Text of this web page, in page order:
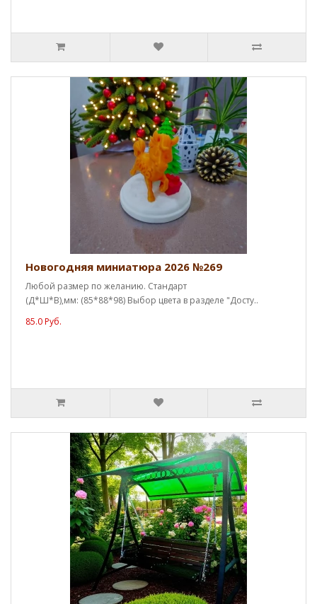
Новогодняя миниатюра 2026 №269
Любой размер по желанию. Стандарт
(Д*Ш*В),мм: (85*88*98) Выбор цвета в разделе "Досту..
85.0 Руб.